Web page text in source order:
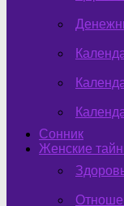
Сонник
Женские